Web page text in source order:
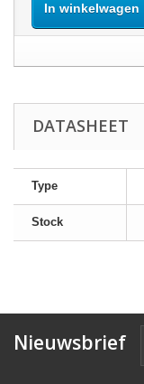
In winkelwagen
DATASHEET
Type
Stock
Nieuwsbrief